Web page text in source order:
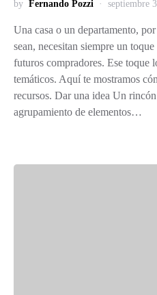
by Fernando Pozzi septiembre
Una casa o un departamento,
sean, necesitan siempre un
futuros compradores. Ese toque
temáticos. Aquí te mostramos
recursos. Dar una idea Un
agrupamiento de elementos…